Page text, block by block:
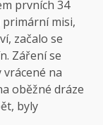
prvních 34
misi,
začalo se
Záření se
na
oběžné dráze
byly